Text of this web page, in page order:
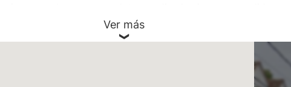
galería cerrada con ventanales de vidrio corredizos y rejas
en el lateral cochera cubierta para 3 autos, lavadero.
super soleado y al fondo un quincho y un baño con ducha.
techo de losa en toda su superficie y sobre éste techo te
esta apta para construir una segunda planta, sus paredes
Ver más